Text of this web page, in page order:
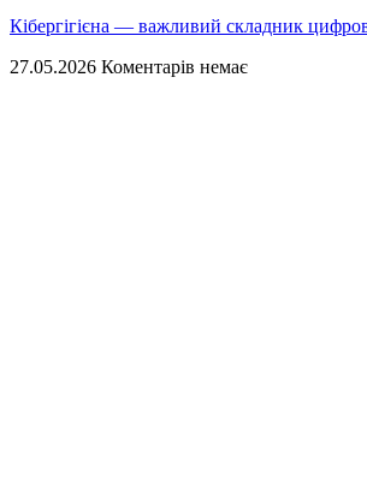
Кібергігієна — важливий складник
27.05.2026 Коментарів немає